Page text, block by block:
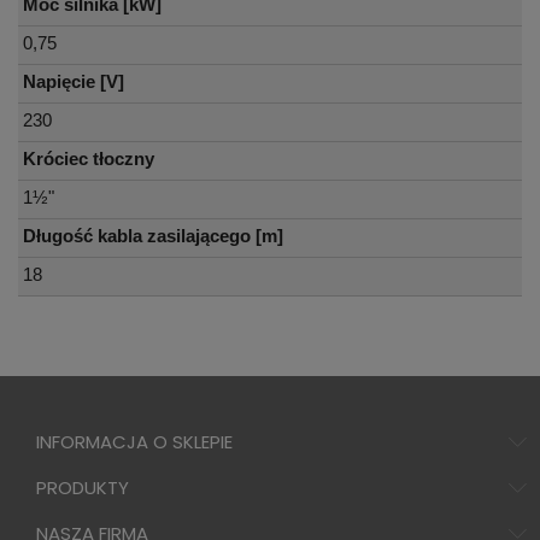
0,75
Napięcie [V]
230
Króciec tłoczny
1½"
Długość kabla zasilającego [m]
18
INFORMACJA O SKLEPIE
PRODUKTY
NASZA FIRMA